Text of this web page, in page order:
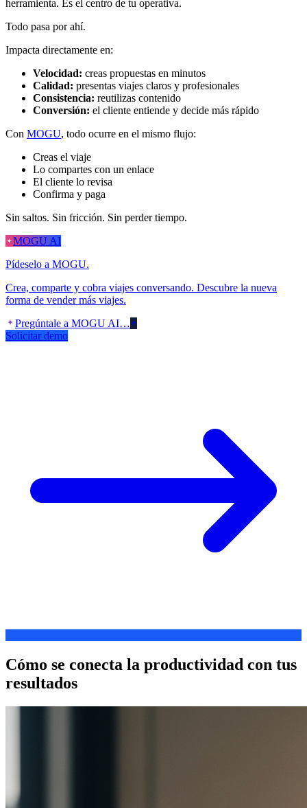
herramienta. Es el centro de tu operativa.
Todo pasa por ahí.
Impacta directamente en:
Velocidad: creas propuestas en minutos
Calidad: presentas viajes claros y profesionales
Consistencia: reutilizas contenido
Conversión: el cliente entiende y decide más rápido
Con MOGU, todo ocurre en el mismo flujo:
Creas el viaje
Lo compartes con un enlace
El cliente lo revisa
Confirma y paga
Sin saltos. Sin fricción. Sin perder tiempo.
MOGU AI
Pídeselo a MOGU.
Crea, comparte y cobra viajes conversando. Descubre la nueva
forma de vender más viajes.
Pregúntale a MOGU AI…
Solicitar demo
Cómo se conecta la productividad con tus
resultados